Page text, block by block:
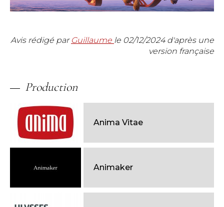
Avis rédigé par Guillaume le 02/12/2024d'après une
version française
Production
Anima Vitae
Animaker